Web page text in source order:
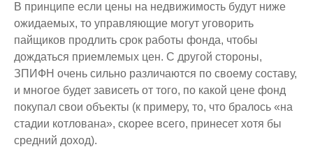
В принципе если цены на недвижимость будут ниже
ожидаемых, то управляющие могут уговорить
пайщиков продлить срок работы фонда, чтобы
дождаться приемлемых цен. С другой стороны,
ЗПИФН очень сильно различаются по своему составу,
и многое будет зависеть от того, по какой цене фонд
покупал свои объекты (к примеру, то, что бралось «на
стадии котлована», скорее всего, принесет хотя бы
средний доход).